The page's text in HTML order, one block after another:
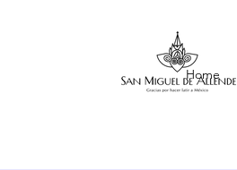
Home